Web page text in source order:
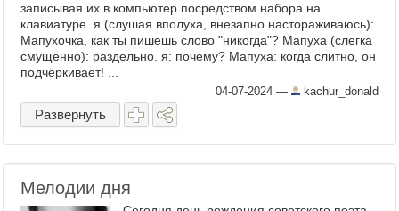
записывая их в компьютер посредством набора на
клавиатуре. я (слушая вполуха, внезапно настораживаюсь):
Мапухочка, как ты пишешь слово "никогда"? Мапуха (слегка
смущённо): раздельно. я: почему? Мапуха: когда слитно, он
подчёркивает! ...
04-07-2024 — kachur_donald
Развернуть
Мелодии дня